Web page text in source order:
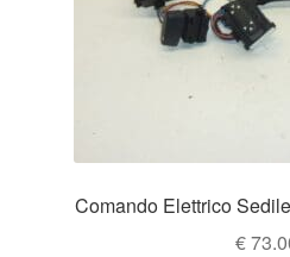
Comando Elettrico
€